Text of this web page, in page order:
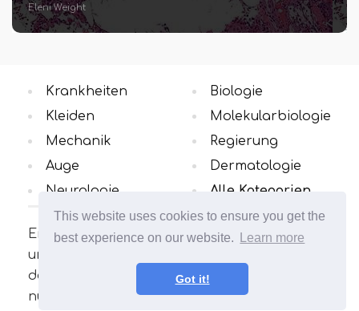
This website uses cookies to ensure you get the
best experience on our website.
Learn more
Got it!
Eleni Weight
Erfahren Sie mehr über die
unterschiedlichen Konzepte in dem Bereich,
der Sie interessiert. Viele interessante und
nützliche Artikel. Erweitern Sie Ihren Horizont
Krankheiten
Kleiden
Mechanik
Auge
Neurologie
Biologie
Molekularbiologie
Regierung
Dermatologie
Alle Kategorien